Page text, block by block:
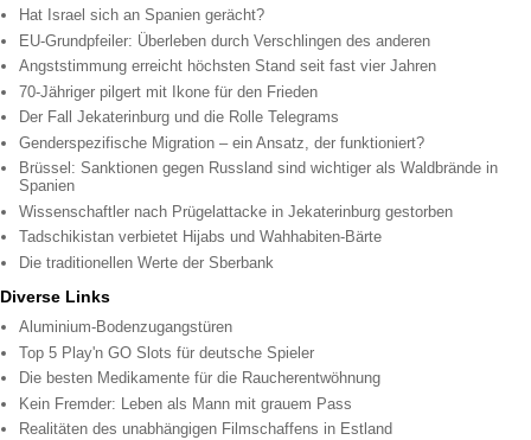
Hat Israel sich an Spanien gerächt?
EU-Grundpfeiler: Überleben durch Verschlingen des anderen
Angststimmung erreicht höchsten Stand seit fast vier Jahren
70-Jähriger pilgert mit Ikone für den Frieden
Der Fall Jekaterinburg und die Rolle Telegrams
Genderspezifische Migration – ein Ansatz, der funktioniert?
Brüssel: Sanktionen gegen Russland sind wichtiger als Waldbrände in
Spanien
Wissenschaftler nach Prügelattacke in Jekaterinburg gestorben
Tadschikistan verbietet Hijabs und Wahhabiten-Bärte
Die traditionellen Werte der Sberbank
Diverse Links
Aluminium-Bodenzugangstüren
Top 5 Play'n GO Slots für deutsche Spieler
Die besten Medikamente für die Raucherentwöhnung
Kein Fremder: Leben als Mann mit grauem Pass
Realitäten des unabhängigen Filmschaffens in Estland